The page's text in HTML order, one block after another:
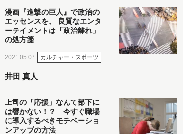
漫画『進撃の巨人』で政治の
エッセンスを。 良質なエンタ
ーテイメントは「政治離れ」
の処方箋
2021.05.07 カルチャー・スポーツ
井田 真人
上司の「応援」なんて部下に
は響かない！？ 今すぐ職場
に導入するべきモチベーショ
ンアップの方法